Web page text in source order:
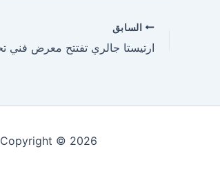
السابق
Copyright © 2026 اضواء عربية | Powered by